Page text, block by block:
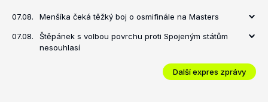
07.08. Menšíka čeká těžký boj o osmifinále na Masters
07.08.
Štěpánek s volbou povrchu proti Spojeným státům
nesouhlasí
Další expres zprávy